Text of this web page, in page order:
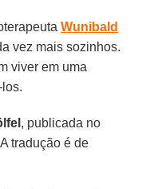
Wunibald
vez mais sozinhos.
viver em uma
, publicada no
tradução é de